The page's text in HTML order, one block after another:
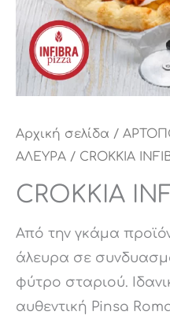
Αρχική σελίδα /
ΑΛΕΥΡΑ / CROKKIA
CROKKIA
Από την γκάμα
άλευρα σε
φύτρο σταριού.
αυθεντική Pinsa